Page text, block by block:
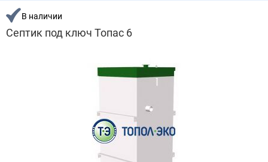
В наличии
Септик под ключ Топас 6